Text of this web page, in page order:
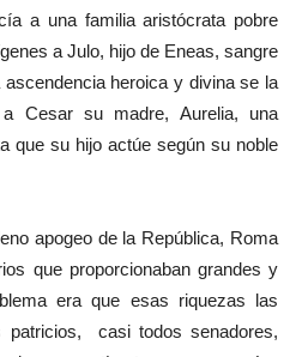
a una familia aristócrata pobre
a Julo, hijo de Eneas, sangre
heroica y divina se la
Cesar su madre, Aurelia, una
que su hijo actúe según su noble
apogeo de la República, Roma
que proporcionaban grandes y
era que esas riquezas las
patricios, casi todos senadores,